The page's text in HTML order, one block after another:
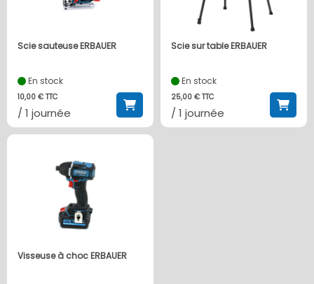
Scie sauteuse ERBAUER
En stock
10,00 € TTC
/ 1 journée
Scie sur table ERBAUER
En stock
25,00 € TTC
/ 1 journée
Visseuse à choc ERBAUER